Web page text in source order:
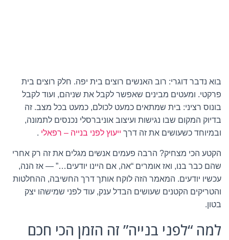
בוא נדבר דוגרי: רוב האנשים רוצים בית יפה. חלק רוצים בית
פרקטי. ומעטים מבינים שאפשר לקבל את שניהם, ועוד לקבל
בונוס רציני: בית שמתאים כמעט לכולם, כמעט בכל מצב. זה
בדיוק המקום שבו נגישות ועיצוב אוניברסלי נכנסים לתמונה,
ובמיוחד כשעושים את זה דרך ייעוץ לפני בנייה – רפאלי .
הקטע הכי מצחיק? הרבה פעמים אנשים מגלים את זה רק אחרי
שהם כבר בנו, ואז אומרים “אה, אם היינו יודעים…” — אז הנה,
עכשיו יודעים. המאמר הזה לוקח אותך דרך החשיבה, ההחלטות
והטריקים הקטנים שעושים הבדל ענק, עוד לפני שמישהו יצק
בטון.
למה “לפני בנייה” זה הזמן הכי חכם